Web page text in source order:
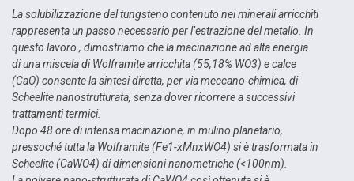
La solubilizzazione del tungsteno contenuto nei minerali arricchiti
rappresenta un passo necessario per l’estrazione del metallo. In
questo lavoro , dimostriamo che la macinazione ad alta energia
di una miscela di Wolframite arricchita (55,18% WO3) e calce
(CaO) consente la sintesi diretta, per via meccano-chimica, di
Scheelite nanostrutturata, senza dover ricorrere a successivi
trattamenti termici.
Dopo 48 ore di intensa macinazione, in mulino planetario,
pressoché tutta la Wolframite (Fe1-xMnxWO4) si è trasformata in
Scheelite (CaWO4) di dimensioni nanometriche (<100nm).